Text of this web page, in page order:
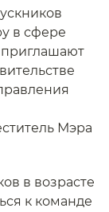
в сфере
Мэра
в возрасте
к команде